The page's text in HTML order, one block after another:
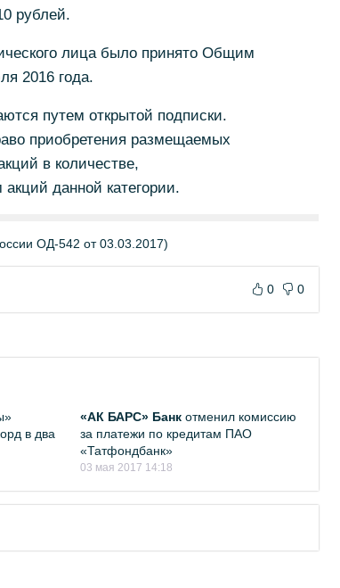
рублей.
лица было принято Общим
2016 года.
путем открытой подписки.
приобретения размещаемых
в количестве,
данной категории.
ОД-542 от 03.03.2017)
0 0
в два
«АК БАРС» Банк отменил комиссию
за платежи по кредитам ПАО
«Татфондбанк»
03 мая 2017 14:18